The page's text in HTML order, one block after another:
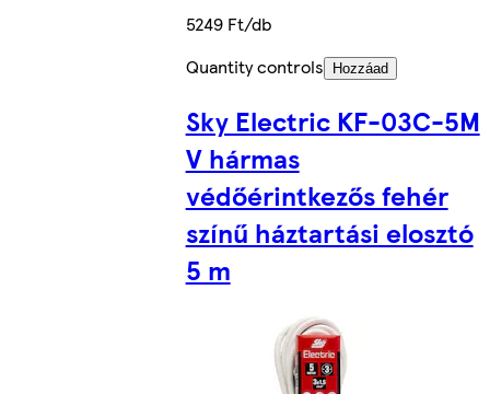
5249 Ft/db
Quantity controls
Hozzáad
Sky Electric KF-03C-5M
V hármas
védőérintkezős fehér
színű háztartási elosztó
5 m